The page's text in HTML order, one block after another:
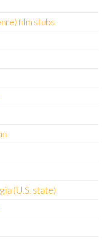
film stubs
(U.S. state)